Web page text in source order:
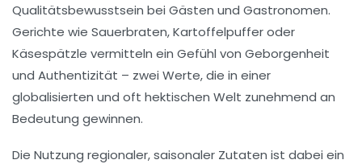
Qualitätsbewusstsein bei Gästen und Gastronomen.
Gerichte wie Sauerbraten, Kartoffelpuffer oder
Käsespätzle vermitteln ein Gefühl von Geborgenheit
und Authentizität – zwei Werte, die in einer
globalisierten und oft hektischen Welt zunehmend an
Bedeutung gewinnen.
Die Nutzung regionaler, saisonaler Zutaten ist dabei ein